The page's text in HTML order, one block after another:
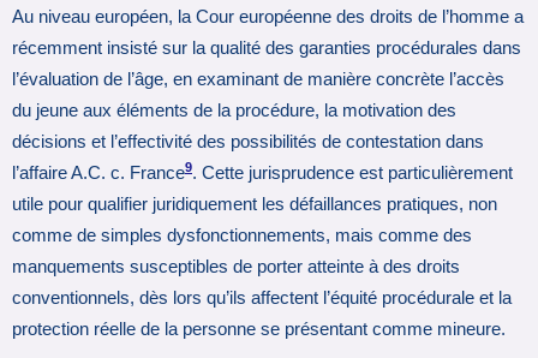
Au niveau européen, la Cour européenne des droits de l’homme a
récemment insisté sur la qualité des garanties procédurales dans
l’évaluation de l’âge, en examinant de manière concrète l’accès
du jeune aux éléments de la procédure, la motivation des
décisions et l’effectivité des possibilités de contestation dans
l’affaire A.C. c. France9. Cette jurisprudence est particulièrement
utile pour qualifier juridiquement les défaillances pratiques, non
comme de simples dysfonctionnements, mais comme des
manquements susceptibles de porter atteinte à des droits
conventionnels, dès lors qu’ils affectent l’équité procédurale et la
protection réelle de la personne se présentant comme mineure.